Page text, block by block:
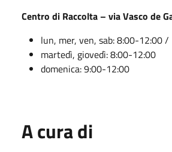
Centro di Raccolta – via Vasco de
lun, mer, ven, sab: 8:00-12:00
martedì, giovedì: 8:00-12:00
domenica: 9:00-12:00
A cura di